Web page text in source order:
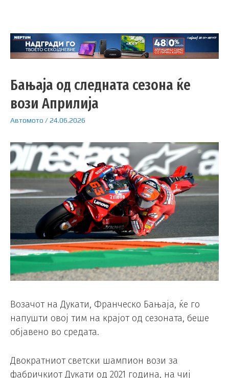
Бањаја од следната сезона ќе
вози Априлија
Автомото /24.06.2026
Возачот на Дукати, Франческо Бањаја, ќе го
напушти овој тим на крајот од сезоната, беше
објавено во средата.
Двократниот светски шампион вози за
фабричкиот Дукати од 2021 година, на чиј